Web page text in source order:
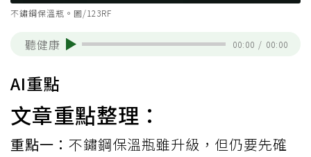
不鏽鋼保溫瓶。圖/123RF
聽健康 00:00 / 00:00
AI重點
文章重點整理：
重點一： 不鏽鋼保溫瓶雖升級，但仍要先確